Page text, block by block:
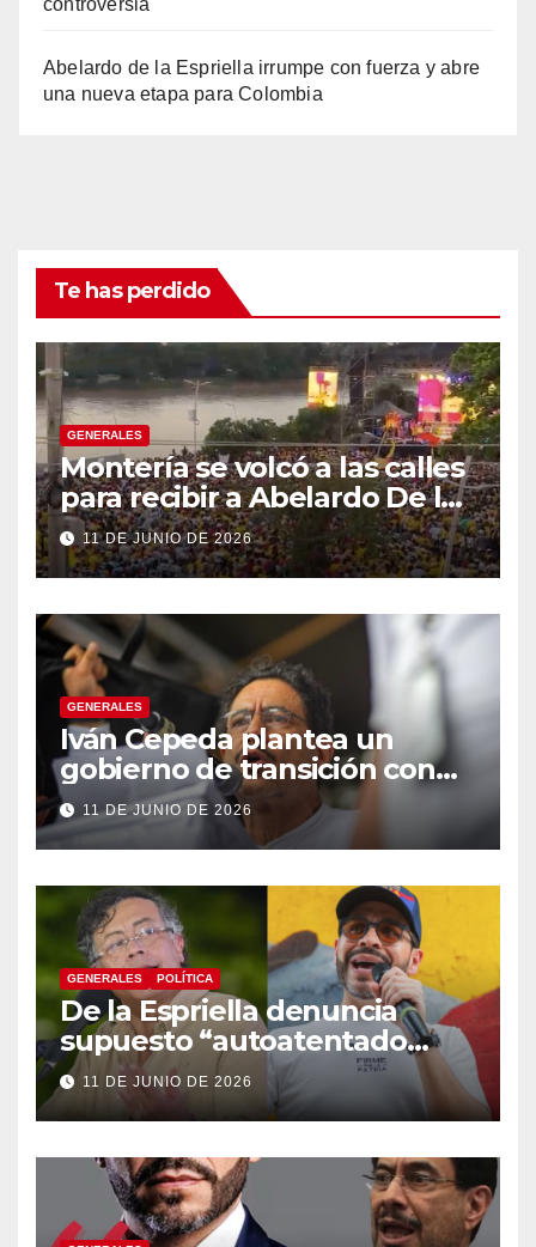
controversia
Abelardo de la Espriella irrumpe con fuerza y abre
una nueva etapa para Colombia
Te has perdido
GENERALES
Montería se volcó a las calles
para recibir a Abelardo De la
Espriella
11 DE JUNIO DE 2026
GENERALES
Iván Cepeda plantea un
gobierno de transición con
énfasis en el empalme
institucional y una eventual
constituyente
11 DE JUNIO DE 2026
GENERALES POLÍTICA
De la Espriella denuncia
supuesto “autoatentado
legislativo” tras decisión de
suspender provisionalmente
a Petro
11 DE JUNIO DE 2026